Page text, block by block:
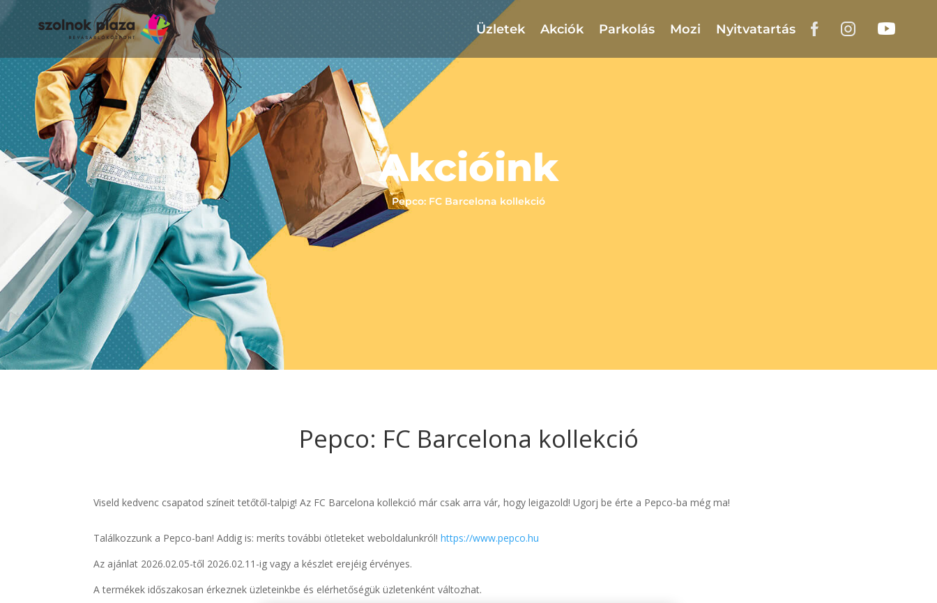
Üzletek Akciók Parkolás Mozi Nyitvatartás
Akcióink
Pepco: FC Barcelona kollekció
Pepco: FC Barcelona kollekció
Viseld kedvenc csapatod színeit tetőtől-talpig! Az FC Barcelona kollekció már csak arra vár, hogy leigazold! Ugorj be érte a Pepco-ba még ma!
Találkozzunk a Pepco-ban! Addig is: meríts további ötleteket weboldalunkról!https://www.pepco.hu
Az ajánlat 2026.02.05-től 2026.02.11-ig vagy a készlet erejéig érvényes.
A termékek időszakosan érkeznek üzleteinkbe és elérhetőségük üzletenként változhat.